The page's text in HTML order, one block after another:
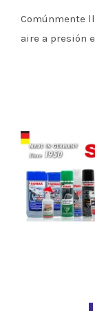
Comúnmente
aire a presión